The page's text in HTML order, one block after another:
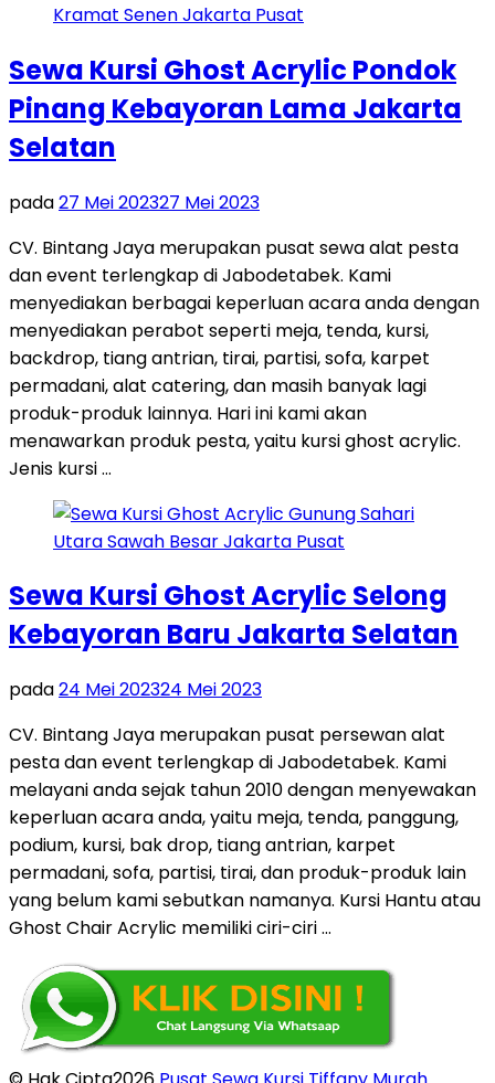
Sewa Kursi Ghost Acrylic Pondok
Pinang Kebayoran Lama Jakarta
Selatan
pada27 Mei 202327 Mei 2023
CV. Bintang Jaya merupakan pusat sewa alat pesta
dan event terlengkap di Jabodetabek. Kami
menyediakan berbagai keperluan acara anda dengan
menyediakan perabot seperti meja, tenda, kursi,
backdrop, tiang antrian, tirai, partisi, sofa, karpet
permadani, alat catering, dan masih banyak lagi
produk-produk lainnya. Hari ini kami akan
menawarkan produk pesta, yaitu kursi ghost acrylic.
Jenis kursi …
Sewa Kursi Ghost Acrylic Selong
Kebayoran Baru Jakarta Selatan
pada24 Mei 202324 Mei 2023
CV. Bintang Jaya merupakan pusat persewan alat
pesta dan event terlengkap di Jabodetabek. Kami
melayani anda sejak tahun 2010 dengan menyewakan
keperluan acara anda, yaitu meja, tenda, panggung,
podium, kursi, bak drop, tiang antrian, karpet
permadani, sofa, partisi, tirai, dan produk-produk lain
yang belum kami sebutkan namanya. Kursi Hantu atau
Ghost Chair Acrylic memiliki ciri-ciri …